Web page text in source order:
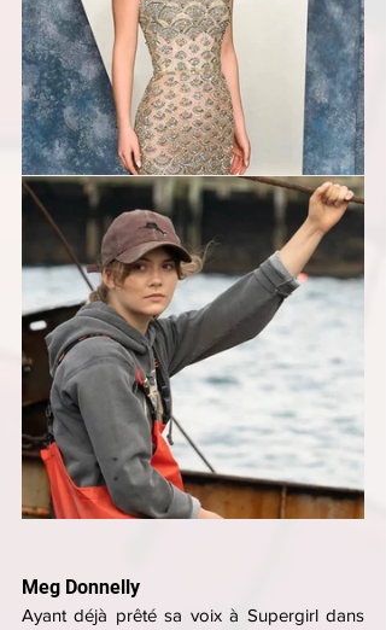
Meg Donnelly
Ayant déjà prêté sa voix à Supergirl dans